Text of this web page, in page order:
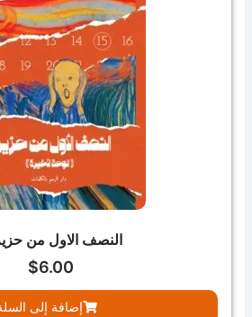
النصف الاول من
$6.00
إضافة إلى